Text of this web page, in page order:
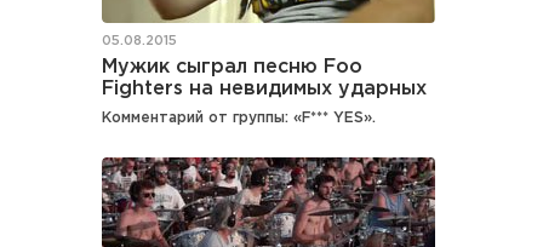
05.08.2015
Мужик сыграл песню Foo
Fighters на невидимых ударных
Комментарий от группы: «F*** YES».